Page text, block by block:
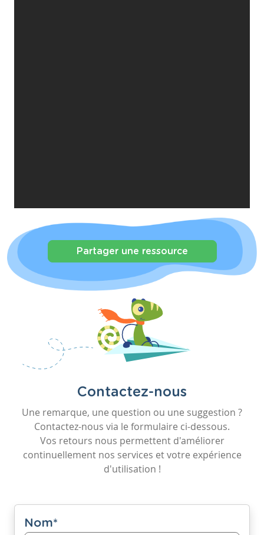
Partager une ressource
Contactez-nous
Une remarque, une question ou une suggestion ?
Contactez-nous via le formulaire ci-dessous.
Vos retours nous permettent d'améliorer
continuellement nos services et votre expérience
d'utilisation !
Nom*